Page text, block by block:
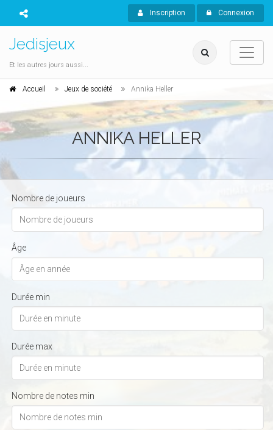
Inscription Connexion
Jedisjeux
Et les autres jours aussi...
Accueil Jeux de société Annika Heller
ANNIKA HELLER
Nombre de joueurs
Âge
Durée min
Durée max
Nombre de notes min